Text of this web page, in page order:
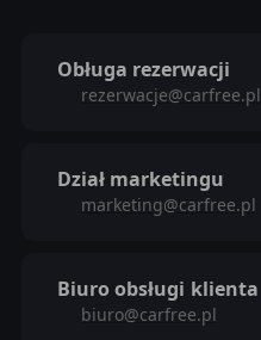
Obługa rezerwacji
rezerwacje@carfree.pl
Dział marketingu
marketing@carfree.pl
Biuro obsługi klienta
biuro@carfree.pl